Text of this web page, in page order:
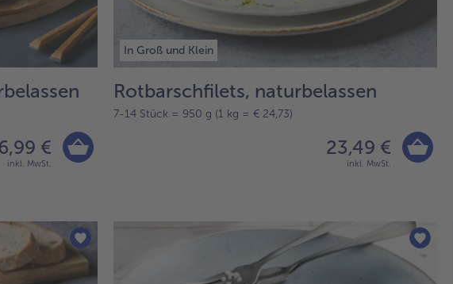
€
inkl. MwSt.
In Groß und Klein
Rotbarschfilets, naturbelassen
7-14 Stück = 950 g (1 kg = € 24,73)
23,49 €
inkl. MwSt.